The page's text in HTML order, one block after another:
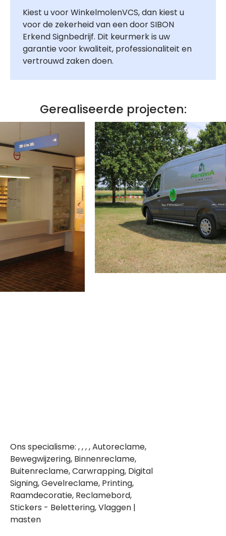
Kiest u voor WinkelmolenVCS, dan kiest u
voor de zekerheid van een door SIBON
Erkend Signbedrijf. Dit keurmerk is uw
garantie voor kwaliteit, professionaliteit en
vertrouwd zaken doen.
Gerealiseerde projecten:
Ons specialisme: , , , , Autoreclame,
Bewegwijzering, Binnenreclame,
Buitenreclame, Carwrapping, Digital
Signing, Gevelreclame, Printing,
Raamdecoratie, Reclamebord,
Stickers - Belettering, Vlaggen |
masten